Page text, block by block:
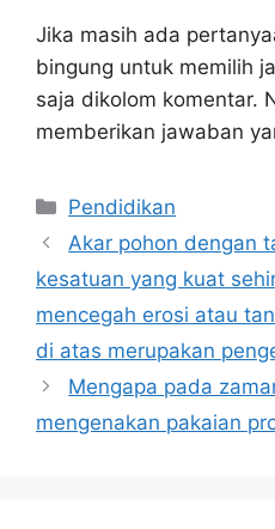
Jika masih ada
bingung untuk memilih
saja dikolom komentar.
memberikan jawaban
Kategori
Pendidikan
Akar pohon dengan
kesatuan yang kuat
mencegah erosi atau
di atas merupakan
Mengapa pada
mengenakan pakaian